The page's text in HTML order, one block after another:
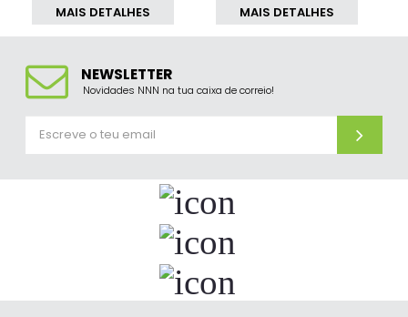
MAIS DETALHES MAIS DETALHES
NEWSLETTER
Novidades NNN na tua caixa de correio!